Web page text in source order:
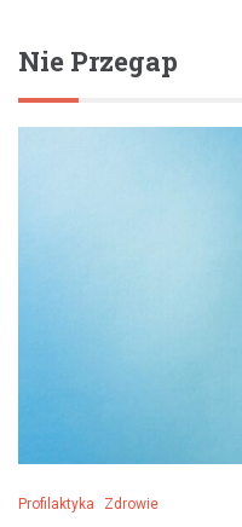
Nie Przegap
Profilaktyka Zdrowie